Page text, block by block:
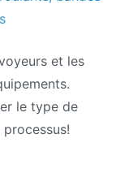
et les
le type de